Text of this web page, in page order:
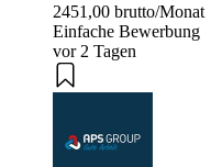
2451,00 brutto/Monat
Einfache Bewerbung
vor 2 Tagen